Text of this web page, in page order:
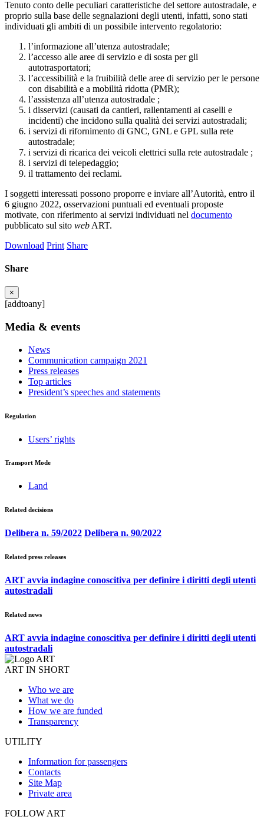
Tenuto conto delle peculiari caratteristiche del settore autostradale, e
proprio sulla base delle segnalazioni degli utenti, infatti, sono stati
individuati gli ambiti di un possibile intervento regolatorio:
l’informazione all’utenza autostradale;
l’accesso alle aree di servizio e di sosta per gli
autotrasportatori;
l’accessibilità e la fruibilità delle aree di servizio per le persone
con disabilità e a mobilità ridotta (PMR);
l’assistenza all’utenza autostradale ;
i disservizi (causati da cantieri, rallentamenti ai caselli e
incidenti) che incidono sulla qualità dei servizi autostradali;
i servizi di rifornimento di GNC, GNL e GPL sulla rete
autostradale;
i servizi di ricarica dei veicoli elettrici sulla rete autostradale ;
i servizi di telepedaggio;
il trattamento dei reclami.
I soggetti interessati possono proporre e inviare all’Autorità, entro il
6 giugno 2022, osservazioni puntuali ed eventuali proposte
motivate, con riferimento ai servizi individuati nel documento
pubblicato sul sito web ART.
Download Print Share
Share
×
[addtoany]
Media & events
News
Communication campaign 2021
Press releases
Top articles
President’s speeches and statements
Regulation
Users’ rights
Transport Mode
Land
Related decisions
Delibera n. 59/2022 Delibera n. 90/2022
Related press releases
ART avvia indagine conoscitiva per definire i diritti degli utenti
autostradali
Related news
ART avvia indagine conoscitiva per definire i diritti degli utenti
autostradali
ART IN SHORT
Who we are
What we do
How we are funded
Transparency
UTILITY
Information for passengers
Contacts
Site Map
Private area
FOLLOW ART